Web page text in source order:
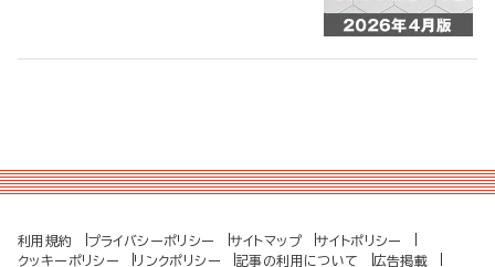
利用規約 プライバシーポリシー サイトマップ
サイトポリシー
クッキーポリシー
リンクポリシー 記事の利用について 広告掲載